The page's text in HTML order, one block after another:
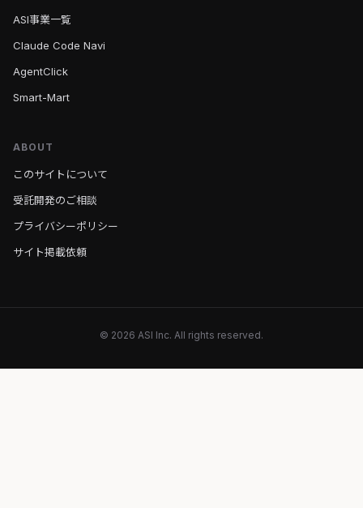
ASI事業一覧
Claude Code Navi
AgentClick
Smart-Mart
ABOUT
このサイトについて
受託開発のご相談
プライバシーポリシー
サイト掲載依頼
© 2026 ASI Inc. All rights reserved.